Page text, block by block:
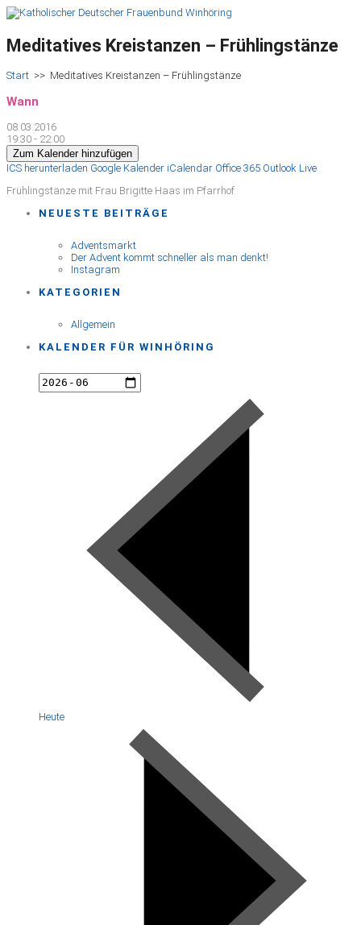
Meditatives Kreistanzen – Frühlingstänze
Start >> Meditatives Kreistanzen – Frühlingstänze
Wann
08.03.2016
19:30 - 22:00
Zum Kalender hinzufügen
ICS herunterladen Google Kalender iCalendar Office 365 Outlook Live
Frühlingstänze mit Frau Brigitte Haas im Pfarrhof
NEUESTE BEITRÄGE
Adventsmarkt
Der Advent kommt schneller als man denkt!
Instagram
KATEGORIEN
Allgemein
KALENDER FÜR WINHÖRING
Heute